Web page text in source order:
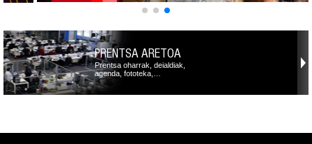
PRENTSA ARETOA
Prentsa oharrak, deialdiak,
agenda, fototeka,…